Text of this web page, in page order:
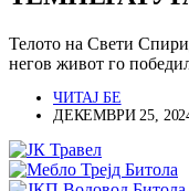
Телото на Свети
негов живот го
ЧИТАЈ БЕ
ДЕКЕМВРИ 25,